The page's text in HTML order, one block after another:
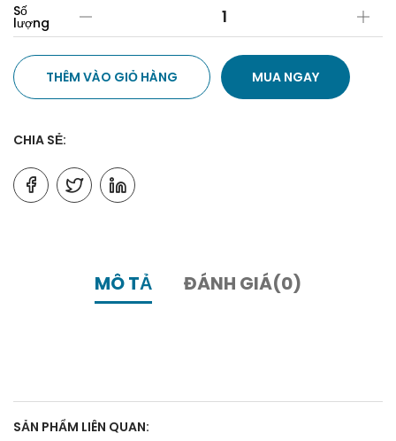
Số
lượng
THÊM VÀO GIỎ HÀNG MUA NGAY
CHIA SẺ:
MÔ TẢ ĐÁNH GIÁ(0)
SẢN PHẨM LIÊN QUAN: